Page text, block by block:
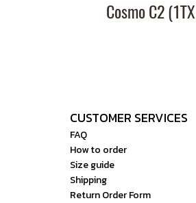
Cosmo C2
CUSTOMER SERVICES
FAQ
How to order
Size guide
Shipping
Return Order Form